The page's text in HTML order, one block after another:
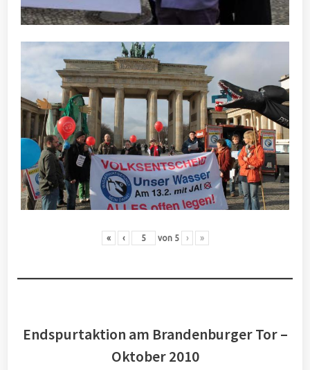
« ‹ von 5 › »
Endspurtaktion am Brandenburger Tor –
Oktober 2010